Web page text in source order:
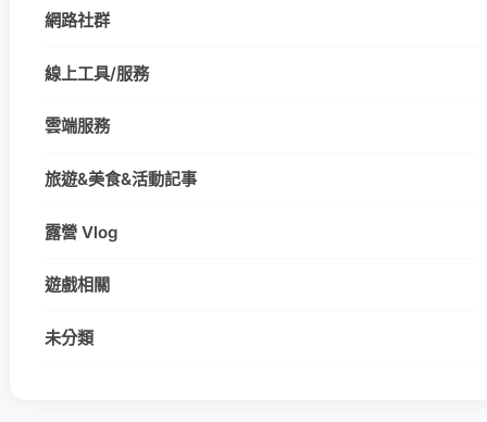
網路社群
線上工具/服務
雲端服務
旅遊&美食&活動記事
露營 Vlog
遊戲相關
未分類